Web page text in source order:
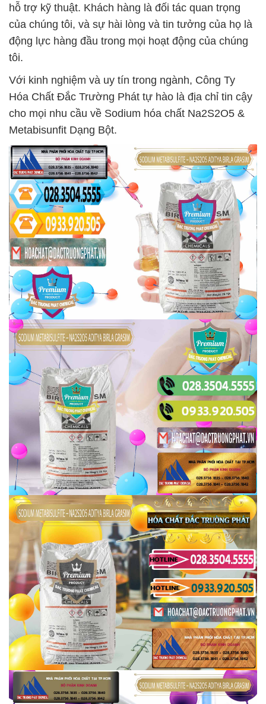
hỗ trợ kỹ thuật. Khách hàng là đối tác quan trọng
của chúng tôi, và sự hài lòng và tin tưởng của họ là
động lực hàng đầu trong mọi hoạt động của chúng
tôi.
Với kinh nghiệm và uy tín trong ngành, Công Ty
Hóa Chất Đắc Trường Phát tự hào là địa chỉ tin cậy
cho mọi nhu cầu về Sodium hóa chất Na2S2O5 &
Metabisunfit Dạng Bột.